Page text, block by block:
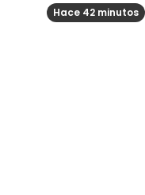
Hace 42 minutos